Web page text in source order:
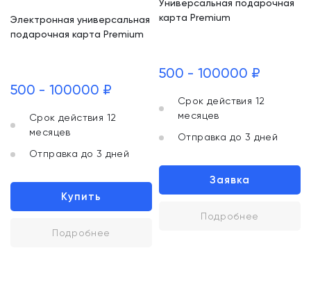
Электронная универсальная
подарочная карта Premium
500 - 100000 ₽
Срок действия 12
месяцев
Отправка до 3 дней
Купить
Подробнее
Универсальная подарочная
карта Premium
500 - 100000 ₽
Срок действия 12
месяцев
Отправка до 3 дней
Заявка
Подробнее